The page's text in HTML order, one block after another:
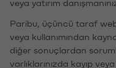
veya yatırım
Paribu, üçüncü taraf
veya kullanımından
diğer sonuçlardan
varlıklarınızda kayıp